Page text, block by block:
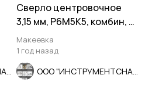
Сверло центровочное
3,15 мм, Р6М5К5, комбин, 2-
х стор, тип А, 52/4,9.
Макеевка
1 год назад